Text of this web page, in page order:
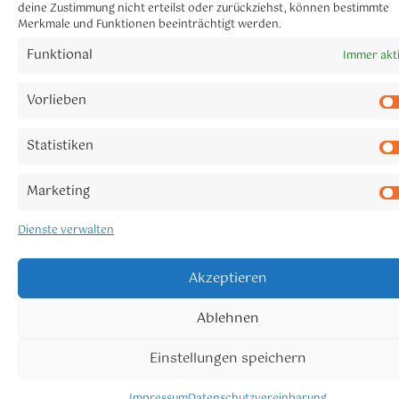
deine Zustimmung nicht erteilst oder zurückziehst, können bestimmte
Merkmale und Funktionen beeinträchtigt werden.
Funktional Immer
Vorlieben
Statistiken
Marketing
Dienste verwalten
Akzeptieren
Ablehnen
Einstellungen speichern